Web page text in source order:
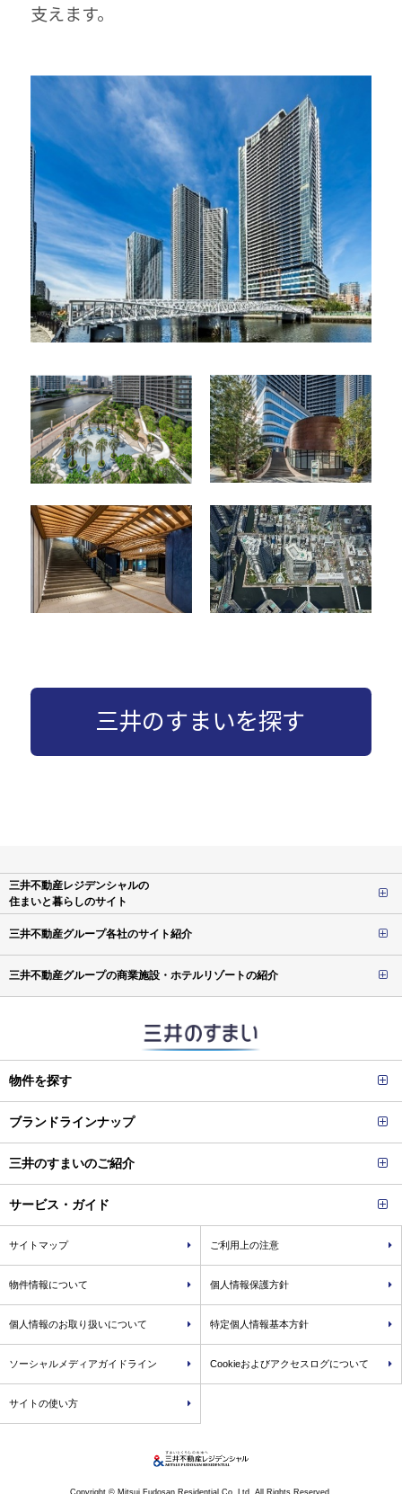
支えます。
三井のすまいを探す
三井不動産レジデンシャルの
住まいと暮らしのサイト
三井不動産グループ各社のサイト紹介
三井不動産グループの商業施設・ホテルリゾートの紹介
物件を探す
ブランドラインナップ
三井のすまいのご紹介
サービス・ガイド
サイトマップ ご利用上の注意
物件情報について 個人情報保護方針
個人情報のお取り扱いについて 特定個人情報基本方針
ソーシャルメディアガイドライン Cookieおよびアクセスログについて
サイトの使い方
Copyright © Mitsui Fudosan Residential Co.,Ltd. All Rights Reserved.